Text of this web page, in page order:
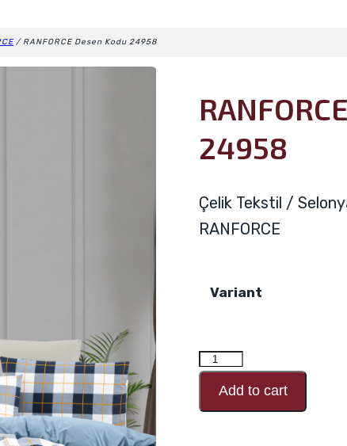
/ RANFORCE Desen Kodu 24958
24958
Çelik Tekstil /
RANFORCE
Variant
RANFORCE
Desen
Kodu
Add to cart